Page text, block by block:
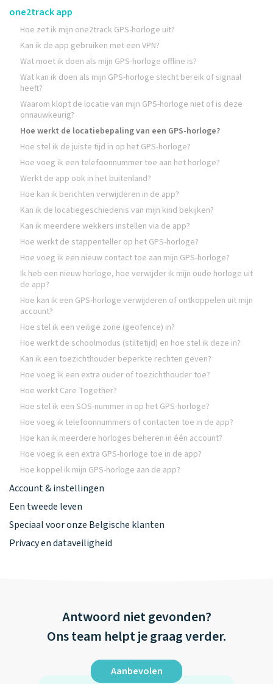
one2track app
Hoe zet ik mijn one2track GPS-horloge uit?
Kan ik de app gebruiken met een VPN?
Wat moet ik doen als mijn GPS-horloge offline is?
Wat kan ik doen als mijn GPS-horloge slecht bereik of signaal
heeft?
Waarom klopt de locatie van mijn GPS-horloge niet of is deze
onnauwkeurig?
Hoe werkt de locatiebepaling van een GPS-horloge?
Hoe stel ik de juiste tijd in op het GPS-horloge?
Hoe voeg ik een telefoonnummer toe aan het horloge?
Werkt de app ook in het buitenland?
Hoe kan ik berichten verwijderen in de app?
Kan ik de locatiegeschiedenis van mijn kind bekijken?
Kan ik meerdere wekkers instellen via de app?
Hoe werkt de stappenteller op het GPS-horloge?
Hoe voeg ik een nieuw contact toe aan mijn GPS-horloge?
Ik heb een nieuw horloge, hoe verwijder ik mijn oude horloge uit
de app?
Hoe kan ik een GPS-horloge verwijderen of ontkoppelen uit mijn
account?
Hoe stel ik een veilige zone (geofence) in?
Hoe werkt de schoolmodus (stiltetijd) en hoe stel ik deze in?
Kan ik een toezichthouder beperkte rechten geven?
Hoe voeg ik een extra ouder of toezichthouder toe?
Hoe werkt Care Together?
Hoe stel ik een SOS-nummer in op het GPS-horloge?
Hoe voeg ik telefoonnummers of contacten toe in de app?
Hoe kan ik meerdere horloges beheren in één account?
Hoe voeg ik een extra GPS-horloge toe in de app?
Hoe koppel ik mijn GPS-horloge aan de app?
Account & instellingen
Een tweede leven
Speciaal voor onze Belgische klanten
Privacy en dataveiligheid
Antwoord niet gevonden?
Ons team helpt je graag verder.
Aanbevolen